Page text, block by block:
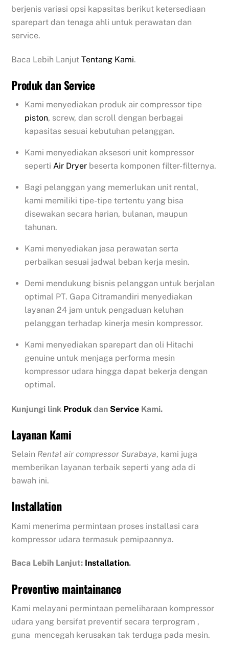
berjenis variasi opsi kapasitas berikut ketersediaan
sparepart dan tenaga ahli untuk perawatan dan
service.
Baca Lebih LanjutTentang Kami.
Produk dan Service
Kami menyediakan produk air compressor tipe
piston, screw, dan scroll dengan berbagai
kapasitas sesuai kebutuhan pelanggan.
Kami menyediakan aksesori unit kompressor
seperti Air Dryer beserta komponen filter-filternya.
Bagi pelanggan yang memerlukan unit rental,
kami memiliki tipe-tipe tertentu yang bisa
disewakan secara harian, bulanan, maupun
tahunan.
Kami menyediakan jasa perawatan serta
perbaikan sesuai jadwal beban kerja mesin.
Demi mendukung bisnis pelanggan untuk berjalan
optimal PT. Gapa Citramandiri menyediakan
layanan 24 jam untuk pengaduan keluhan
pelanggan terhadap kinerja mesin kompressor.
Kami menyediakan sparepart dan oli Hitachi
genuine untuk menjaga performa mesin
kompressor udara hingga dapat bekerja dengan
optimal.
Kunjungi link Produk dan Service Kami.
Layanan Kami
Selain Rental air compressor Surabaya, kami juga
memberikan layanan terbaik seperti yang ada di
bawah ini.
Installation
Kami menerima permintaan proses installasi cara
kompressor udara termasuk pemipaannya.
Baca Lebih Lanjut: Installation.
Preventive maintainance
Kami melayani permintaan pemeliharaan kompressor
udara yang bersifat preventif secara terprogram ,
guna mencegah kerusakan tak terduga pada mesin.